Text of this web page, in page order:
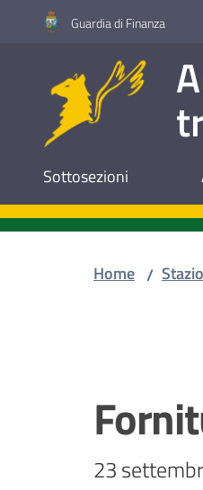
Vai al contenuto
Vai alla navigazione
Vai al footerGuardia di Finanza
Sottosezioni
Home /
23